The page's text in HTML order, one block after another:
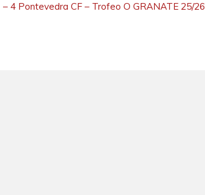
4 Pontevedra CF – Trofeo O GRANATE 25/26